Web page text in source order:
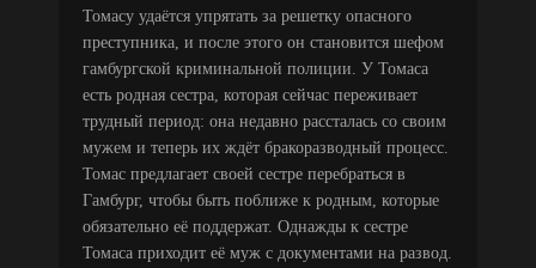
Томасу удаётся упрятать за решетку опасного
преступника, и после этого он становится шефом
гамбургской криминальной полиции. У Томаса
есть родная сестра, которая сейчас переживает
трудный период: она недавно рассталась со своим
мужем и теперь их ждёт бракоразводный процесс.
Томас предлагает своей сестре перебраться в
Гамбург, чтобы быть поближе к родным, которые
обязательно её поддержат. Однажды к сестре
Томаса приходит её муж с документами на развод.